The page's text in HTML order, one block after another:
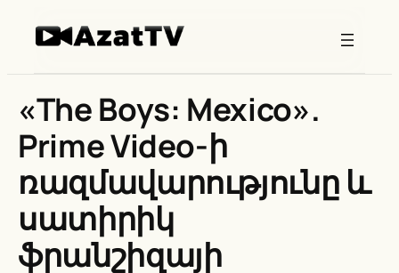
«The Boys: Mexico».
Prime Video-ի
ռազմավարությունը և
սատիրիկ
ֆրանշիզայի